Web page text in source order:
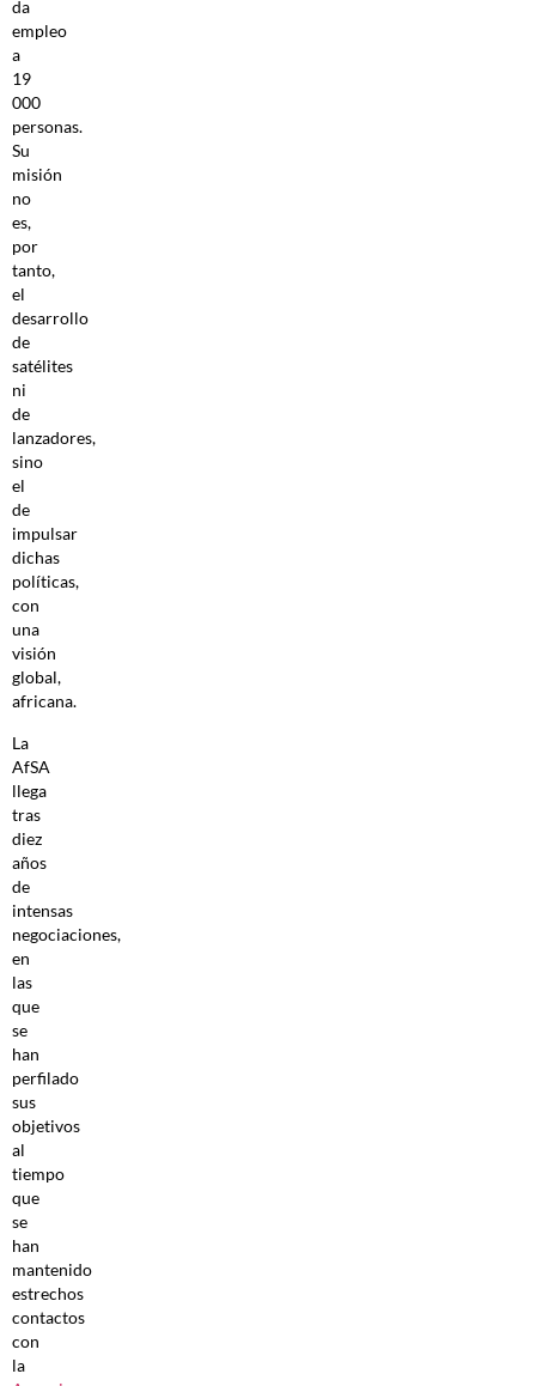
da
empleo
a
19
000
personas.
Su
misión
no
es,
por
tanto,
el
desarrollo
de
satélites
ni
de
lanzadores,
sino
el
de
impulsar
dichas
políticas,
con
una
visión
global,
africana.
La
AfSA
llega
tras
diez
años
de
intensas
negociaciones,
en
las
que
se
han
perfilado
sus
objetivos
al
tiempo
que
se
han
mantenido
estrechos
contactos
con
la